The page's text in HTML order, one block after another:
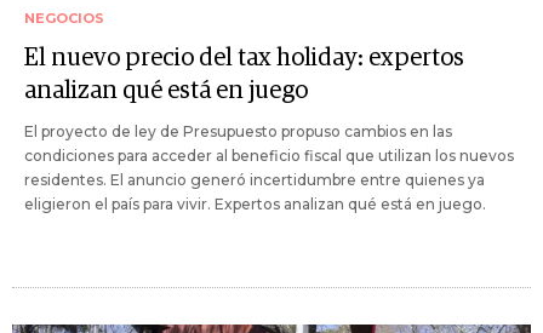
NEGOCIOS
El nuevo precio del tax holiday: expertos
analizan qué está en juego
El proyecto de ley de Presupuesto propuso cambios en las
condiciones para acceder al beneficio fiscal que utilizan los nuevos
residentes. El anuncio generó incertidumbre entre quienes ya
eligieron el país para vivir. Expertos analizan qué está en juego.